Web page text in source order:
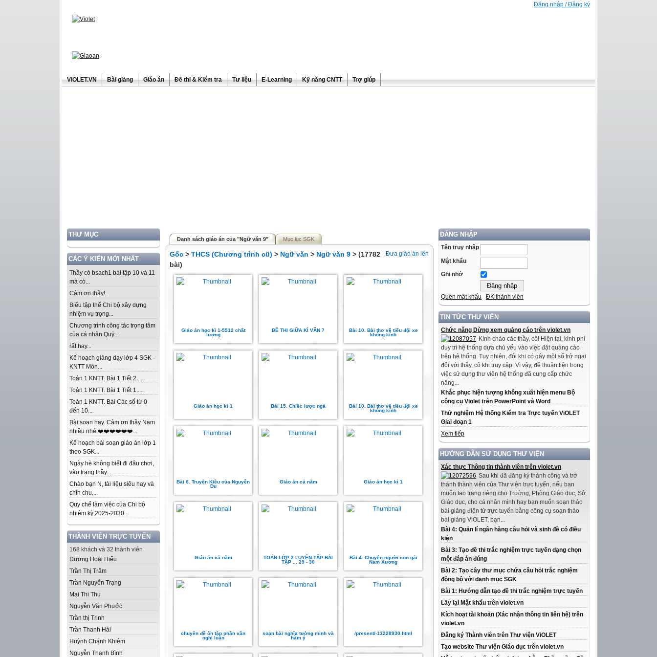
Đăng nhập / Đăng ký
ViOLET.VN Bài giảng Giáo án Đề thi & Kiểm tra Tư liệu E-Learning Kỹ năng CNTT Trợ giúp
THƯ MỤC
CÁC Ý KIẾN MỚI NHẤT
Thầy có bsach1 bài tập 10 và 11
mà có...
Cảm ơn thầy!...
Biểu tập thể Chi bộ xây dựng
nhiệm vụ trọng...
Chương trình công tác trọng tâm
của cá nhân Quý...
rất hay...
Kế hoạch giảng dạy lớp 4 SGK -
KNTT Môn...
Toán 1 KNTT. Bài 1 Tiết 2....
Toán 1 KNTT. Bài 1 Tiết 1....
Toán 1 KNTT. Bài Các số từ 0
đến 10...
Bài soạn hay. Cảm ơn thầy Nam
nhiều nhé ❤️❤️❤️❤️❤️❤️...
Kế hoạch bài soạn giáo án lớp 1
theo SGK...
Ngày hè không biết đi đâu chơi,
vào trang thầy...
Chào bạn N, tài liệu siêu hay và
chỉn chu...
Quy chế làm việc của Chi bộ
nhiệm kỳ 2025-2030...
THÀNH VIÊN TRỰC TUYẾN
168 khách và 32 thành viên
Dương Hoài Hiếu
Trần Thị Trâm
Trần Nguyễn Trạng
Mai Thị Thu
Nguyễn Văn Phước
Trần thị Trinh
Trần Thanh Hải
Huỳnh Chánh Khiêm
Nguyễn Thanh Bình
ĐĂNG NHẬP
Tên truy nhập
Mật khẩu
Ghi nhớ
Quên mật khẩu ĐK thành viên
TIN TỨC THƯ VIỆN
Chức năng Dừng xem quảng cáo trên violet.vn
Kính chào các thầy, cô! Hiện tại, kinh phí
duy trì hệ thống dựa chủ yếu vào việc đặt quảng cáo
trên hệ thống. Tuy nhiên, đôi khi có gây một số trở ngại
đối với thầy, cô khi truy cập. Vì vậy, để thuận tiện trong
việc sử dụng thư viện hệ thống đã cung cấp chức
năng...
Khắc phục hiện tượng không xuất hiện menu Bộ
công cụ Violet trên PowerPoint và Word
Thử nghiệm Hệ thống Kiểm tra Trực tuyến ViOLET
Giai đoạn 1
Xem tiếp
HƯỚNG DẪN SỬ DỤNG THƯ VIỆN
Xác thực Thông tin thành viên trên violet.vn
Sau khi đã đăng ký thành công và trở
thành thành viên của Thư viện trực tuyến, nếu bạn
muốn tạo trang riêng cho Trường, Phòng Giáo dục, Sở
Giáo dục, cho cá nhân mình hay bạn muốn soạn thảo
bài giảng điện tử trực tuyến bằng công cụ soạn thảo
bài giảng ViOLET, bạn...
Bài 4: Quản lí ngân hàng câu hỏi và sinh đề có điều
kiện
Bài 3: Tạo đề thi trắc nghiệm trực tuyến dạng chọn
một đáp án đúng
Bài 2: Tạo cây thư mục chứa câu hỏi trắc nghiệm
đồng bộ với danh mục SGK
Bài 1: Hướng dẫn tạo đề thi trắc nghiệm trực tuyến
Lấy lại Mật khẩu trên violet.vn
Kích hoạt tài khoản (Xác nhận thông tin liên hệ) trên
violet.vn
Đăng ký Thành viên trên Thư viện ViOLET
Tạo website Thư viện Giáo dục trên violet.vn
Danh sách giáo án của "Ngữ văn 9" Mục lục SGK
Đưa giáo án lên
Gốc > THCS (Chương trình cũ) > Ngữ văn > Ngữ văn 9 > (17782
bài)
Giáo án học kì 1-5512 chất
lượng
ĐỀ THI GIỮA KÌ VĂN 7
Bài 10. Bài thơ về tiểu đội xe
không kính
Giáo án học kì 1 Bài 15. Chiếc lược ngà
Bài 10. Bài thơ về tiểu đội xe
không kính
Bài 6. Truyện Kiều của Nguyễn
Du
Giáo án cả năm Giáo án học kì 1
Giáo án cả năm
TOÁN LỚP 2 LUYỆN TẬP BÀI
TẬP ... 29 - 30
Bài 4. Chuyện người con gái
Nam Xương
chuyên đề ôn tập phần văn
nghị luận
soạn bài nghĩa tường minh và
hàm ý
/present/-13228930.html